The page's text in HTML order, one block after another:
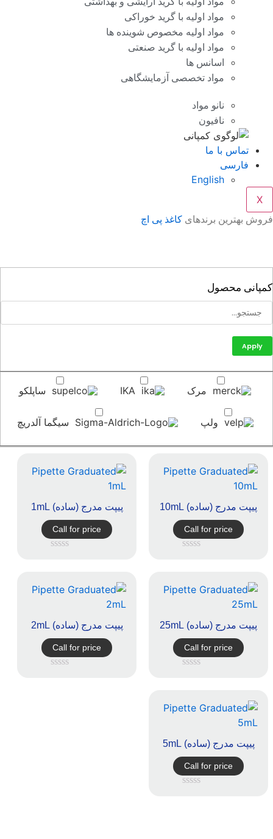
مواد اولیه با گرید خوراکی
مواد اولیه مخصوص شوینده ها
مواد اولیه با گرید صنعتی
اسانس ها
مواد تخصصی آزمایشگاهی
نانو مواد
نافیون
تماس با ما
فارسی
English
بهترین برندهایکاغذ پی اچ
محصول
Apply
مرک IKA ساپلکو
ولپ سیگما آلدریچ
پیپت مدرج (ساده) 10mL
Call for price
5
پیپت مدرج (ساده) 1mL
Call for price
5
پیپت مدرج (ساده) 25mL
Call for price
5
پیپت مدرج (ساده) 2mL
Call for price
پیپت مدرج (ساده) 5mL
Call for price